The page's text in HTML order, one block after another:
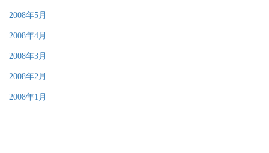
2008年5月
2008年4月
2008年3月
2008年2月
2008年1月